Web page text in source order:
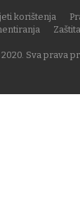
Sva prava
korištenja